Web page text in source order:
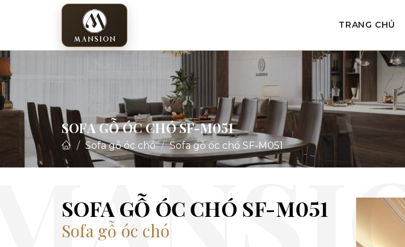
TRANG CHỦ
SOFA GỖ ÓC CHÓ SF-M051
Sofa gỗ óc chó Sofa gỗ óc chó SF-M051
SOFA GỖ ÓC CHÓ SF-M051
Sofa gỗ óc chó